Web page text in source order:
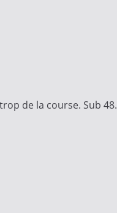
de la course. Sub 48.